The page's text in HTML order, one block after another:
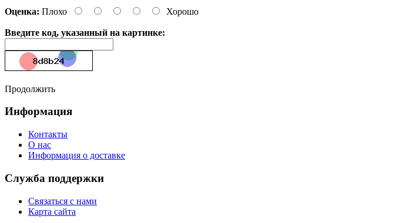
Оценка: Плохо Хорошо
Введите код, указанный на картинке:
Продолжить
Информация
Контакты
О нас
Информация о доставке
Служба поддержки
Связаться с нами
Карта сайта